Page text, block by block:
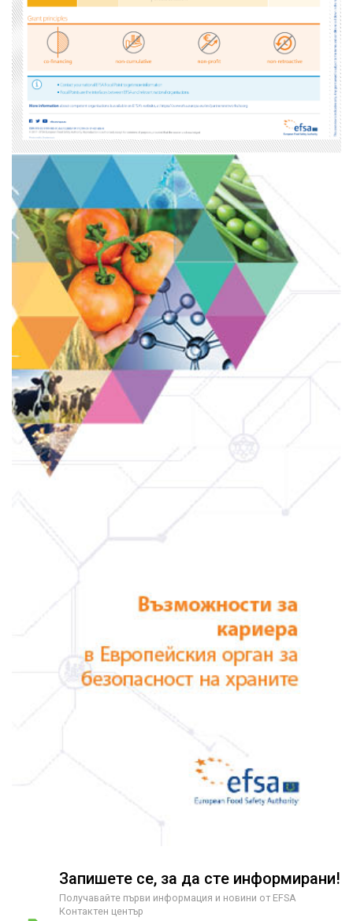
Запишете се, за да сте информирани!
Получавайте първи информация и новини от EFSA
Контактен център